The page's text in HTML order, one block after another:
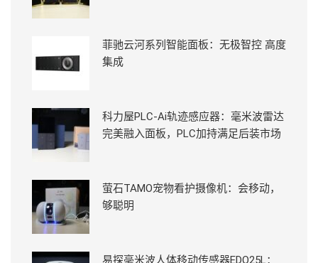
菲驰云河系列智能面板：无极智控 高度
集成
科力屋PLC-Ai轨迹感应器：毫米波雷达
完美融入面板，PLC加持满足后装市场
萤石TAMO宠物看护摄像机：会移动，
够聪明
易探毫米波人体移动传感器EDQ25L：